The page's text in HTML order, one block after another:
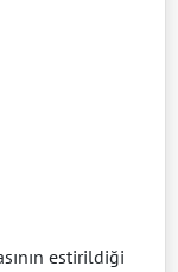
estirildiği